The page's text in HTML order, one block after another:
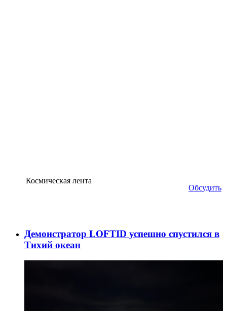
Космическая лента
Обсудить
Демонстратор LOFTID успешно спустился в
Тихий океан